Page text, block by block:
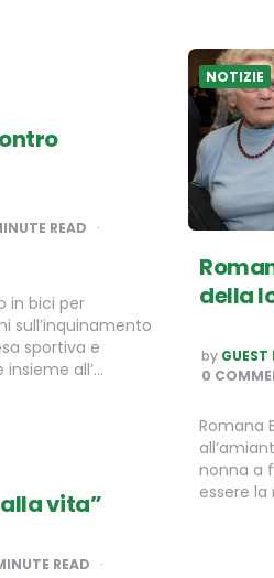
READ
in bici per
sull’inquinamento
sportiva e
all’…
NOTIZIE
della
POSTED
BY
by GUEST
0
Romana
nonna a
essere
alla vita”
READ